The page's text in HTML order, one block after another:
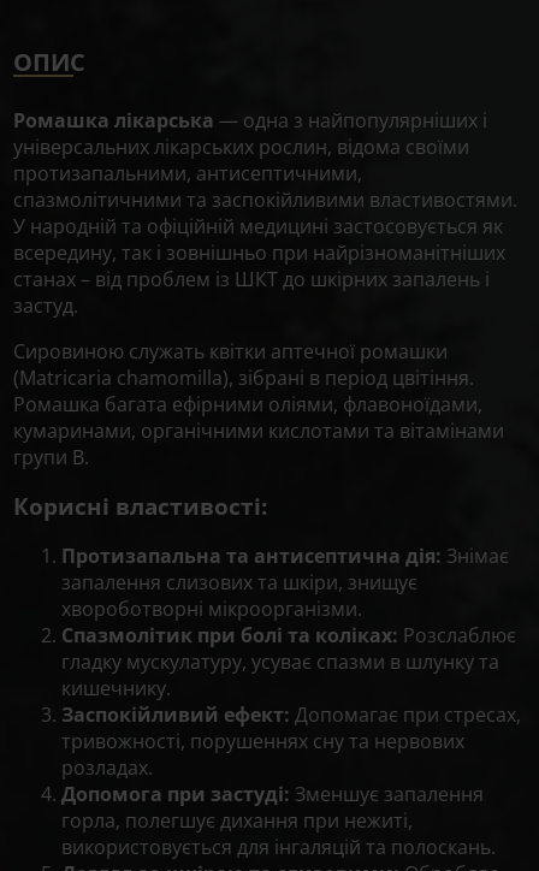
ОПИС
Ромашка лікарська — одна з найпопулярніших і
універсальних лікарських рослин, відома своїми
протизапальними, антисептичними,
спазмолітичними та заспокійливими властивостями.
У народній та офіційній медицині застосовується як
всередину, так і зовнішньо при найрізноманітніших
станах – від проблем із ШКТ до шкірних запалень і
застуд.
Сировиною служать квітки аптечної ромашки
(Matricaria chamomilla), зібрані в період цвітіння.
Ромашка багата ефірними оліями, флавоноїдами,
кумаринами, органічними кислотами та вітамінами
групи B.
Корисні властивості:
Протизапальна та антисептична дія: Знімає
запалення слизових та шкіри, знищує
хвороботворні мікроорганізми.
Спазмолітик при болі та коліках: Розслаблює
гладку мускулатуру, усуває спазми в шлунку та
кишечнику.
Заспокійливий ефект: Допомагає при стресах,
тривожності, порушеннях сну та нервових
розладах.
Допомога при застуді: Зменшує запалення
горла, полегшує дихання при нежиті,
використовується для інгаляцій та полоскань.